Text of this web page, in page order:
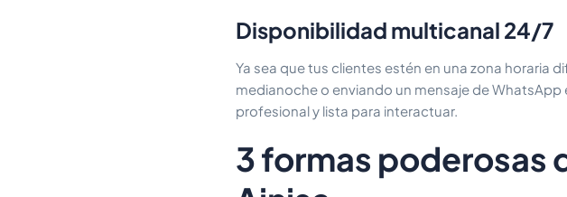
Disponibilidad multicanal 24/7
Ya sea que tus clientes estén en una zona
medianoche o enviando un mensaje de
profesional y lista para interactuar.
3 formas poderosas